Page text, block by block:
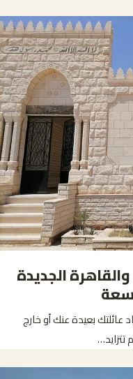
الجديدة
عائلتك بعيدة عنك أو خارج